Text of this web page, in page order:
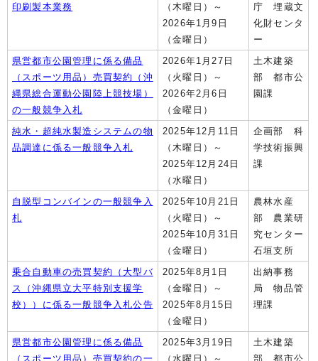
印刷製本業務
（木曜日）～
2026年1月9日
（金曜日）
庁 埋蔵文
化財センタ
ー
県営都市公園管理に係る備品
（スポーツ用品）売買契約（沖
縄県総合運動公園陸上競技場）
の一般競争入札
2026年1月27日
（火曜日）～
2026年2月6日
（金曜日）
土木建築
部 都市公
園課
純水・超純水製造システムの物
品調達に係る一般競争入札
2025年12月11日
（木曜日）～
2025年12月24日
（水曜日）
企画部 科
学技術振興
課
自脱型コンバインの一般競争入
札
2025年10月21日
（火曜日）～
2025年10月31日
（金曜日）
農林水産
部 農業研
究センター
石垣支所
乗合自動車の売買契約（大型バ
ス（沖縄県立大平特別支援学
校））に係る一般競争入札公告
2025年8月1日
（金曜日）～
2025年8月15日
（金曜日）
出納事務
局 物品管
理課
県営都市公園管理に係る備品
（スポーツ用品）売買契約の一
2025年3月19日
（水曜日）～
土木建築
部 都市公